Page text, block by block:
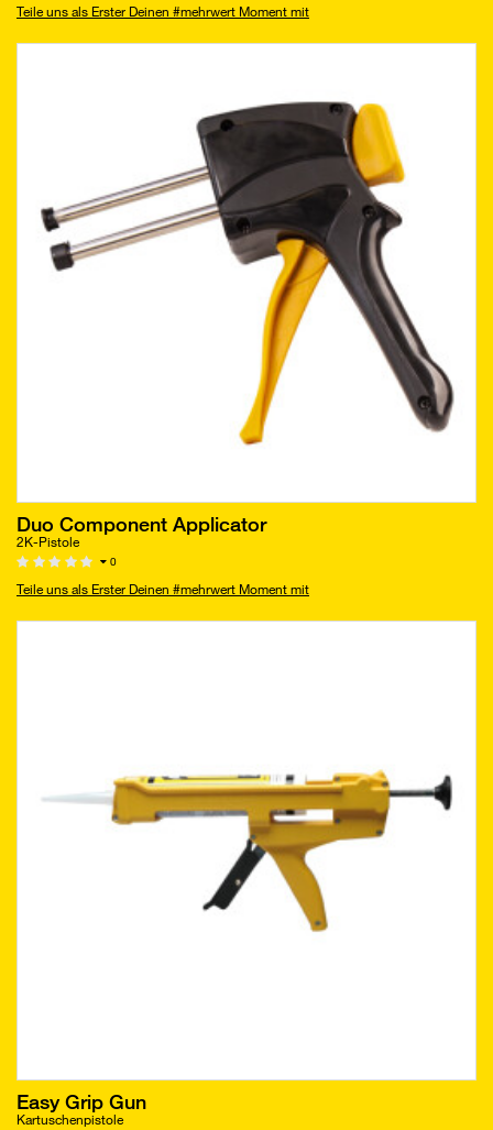
Teile uns als Erster Deinen #mehrwert Moment mit
Duo Component Applicator
2K-Pistole
0
Teile uns als Erster Deinen #mehrwert Moment mit
Easy Grip Gun
Kartuschenpistole